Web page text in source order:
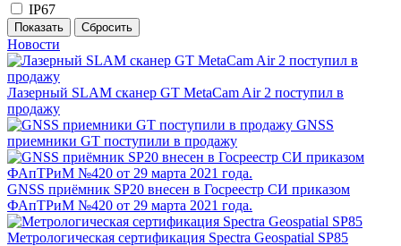
IP67
Новости
Лазерный SLAM сканер GT MetaCam Air 2 поступил в
продажу
GNSS
приемники GT поступили в продажу
GNSS приёмник SP20 внесен в Госреестр СИ приказом
ФАпТРиМ №420 от 29 марта 2021 года.
Метрологическая сертификация Spectra Geospatial SP85